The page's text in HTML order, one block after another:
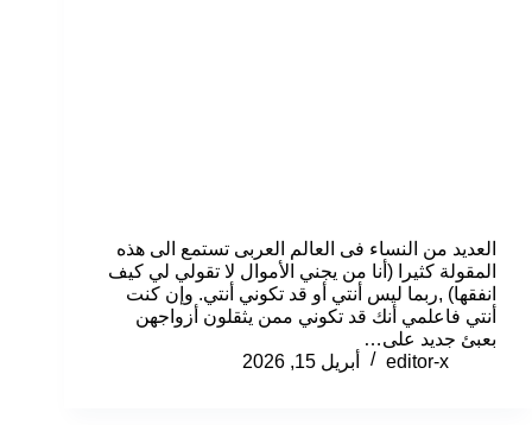
العديد من النساء فى العالم العربى تستمع الى هذه
المقولة كثيرا (أنا من يجني الأموال لا تقولي لي كيف
انفقها) ,ربما ليس أنتي أو قد تكوني أنتي. وإن كنت
أنتي فاعلمي أنك قد تكوني ممن يثقلون أزواجهن
بعبئ جديد على…
editor-x
أبريل 15, 2026